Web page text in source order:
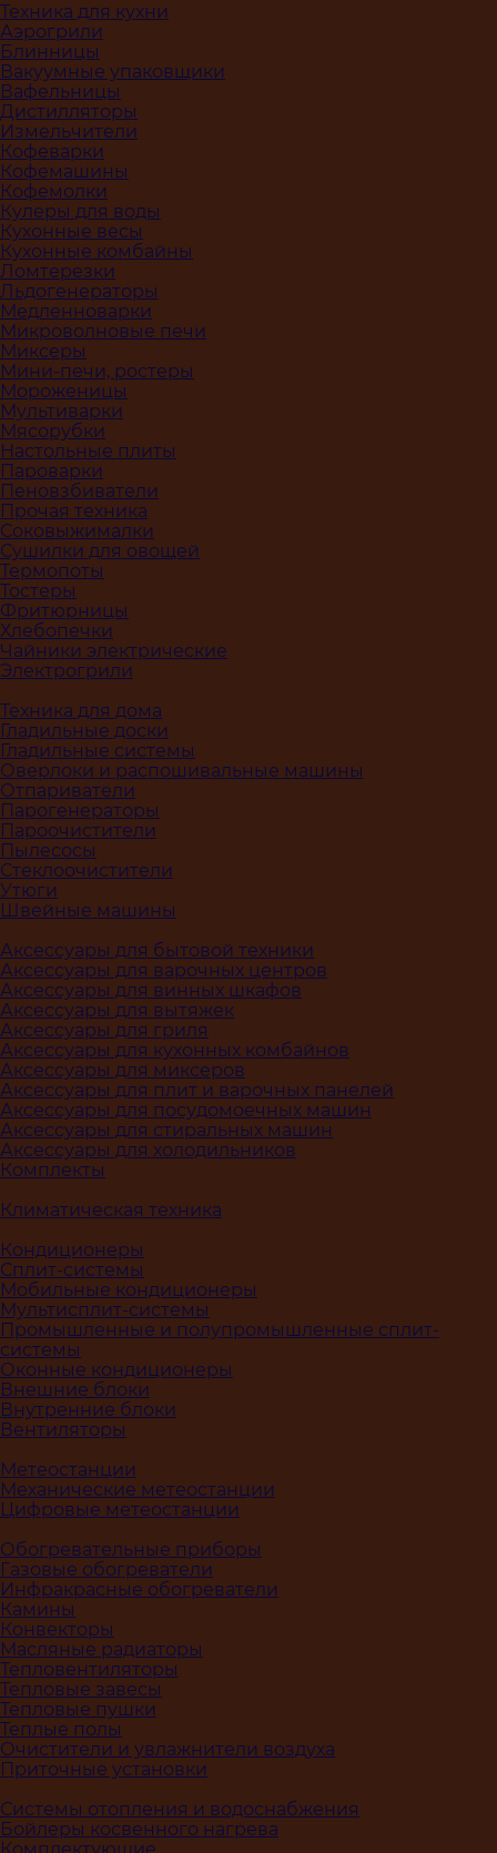
Техника для кухни
Аэрогрили
Блинницы
Вакуумные упаковщики
Вафельницы
Дистилляторы
Измельчители
Кофеварки
Кофемашины
Кофемолки
Кулеры для воды
Кухонные весы
Кухонные комбайны
Ломтерезки
Льдогенераторы
Медленноварки
Микроволновые печи
Миксеры
Мини-печи, ростеры
Мороженицы
Мультиварки
Мясорубки
Настольные плиты
Пароварки
Пеновзбиватели
Прочая техника
Соковыжималки
Сушилки для овощей
Термопоты
Тостеры
Фритюрницы
Хлебопечки
Чайники электрические
Электрогрили
Техника для дома
Гладильные доски
Гладильные системы
Оверлоки и распошивальные машины
Отпариватели
Парогенераторы
Пароочистители
Пылесосы
Стеклоочистители
Утюги
Швейные машины
Аксессуары для бытовой техники
Аксессуары для варочных центров
Аксессуары для винных шкафов
Аксессуары для вытяжек
Аксессуары для гриля
Аксессуары для кухонных комбайнов
Аксессуары для миксеров
Аксессуары для плит и варочных панелей
Аксессуары для посудомоечных машин
Аксессуары для стиральных машин
Аксессуары для холодильников
Комплекты
Климатическая техника
Кондиционеры
Сплит-системы
Мобильные кондиционеры
Мультисплит-системы
Промышленные и полупромышленные сплит-
системы
Оконные кондиционеры
Внешние блоки
Внутренние блоки
Вентиляторы
Метеостанции
Механические метеостанции
Цифровые метеостанции
Обогревательные приборы
Газовые обогреватели
Инфракрасные обогреватели
Камины
Конвекторы
Масляные радиаторы
Тепловентиляторы
Тепловые завесы
Тепловые пушки
Теплые полы
Очистители и увлажнители воздуха
Приточные установки
Системы отопления и водоснабжения
Бойлеры косвенного нагрева